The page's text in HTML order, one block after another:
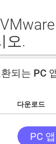
오.
되는 PC
다운로드
PC